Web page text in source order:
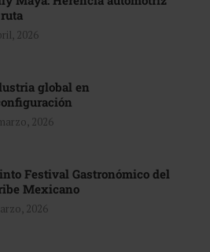
2026
global en
2026
Festival Gastronómico del
Mexicano
2026